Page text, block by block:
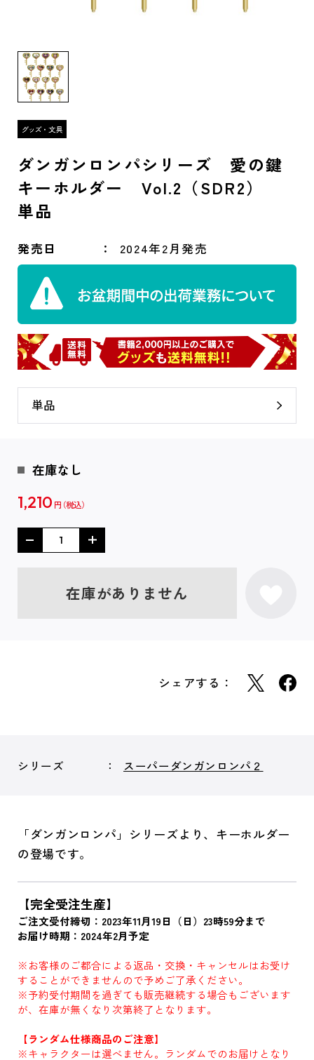
ダンガンロンパシリーズ 愛の鍵
キーホルダー Vol.2（SDR2）
単品
発売日 2024年2月発売
単品
在庫なし
1,210 円
在庫がありません
シェアする：
シリーズ スーパーダンガンロンパ２
「ダンガンロンパ」シリーズより、キーホルダー
の登場です。
【完全受注生産】
ご注文受付締切：2023年11月19日（日）23時59分まで
お届け時期：2024年2月予定
※お客様のご都合による返品・交換・キャンセルはお受け
することができませんので予めご了承ください。
※予約受付期間を過ぎても販売継続する場合もございます
が、在庫が無くなり次第終了となります。
【ランダム仕様商品のご注意】
※キャラクターは選べません。ランダムでのお届けとなり